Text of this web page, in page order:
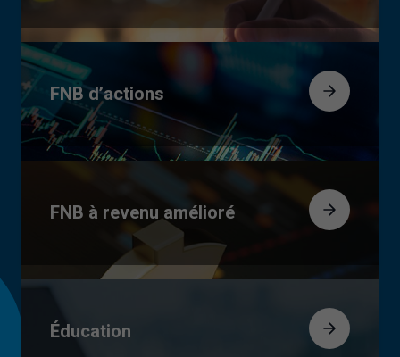
FNB d’actions
FNB à revenu amélioré
Éducation